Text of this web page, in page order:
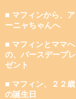
■ マフィンから、ア
ーニャちゃんへ
■ マフィンとママへ
の、バースデープレ
ゼント
■ マフィン、２２歳
の誕生日